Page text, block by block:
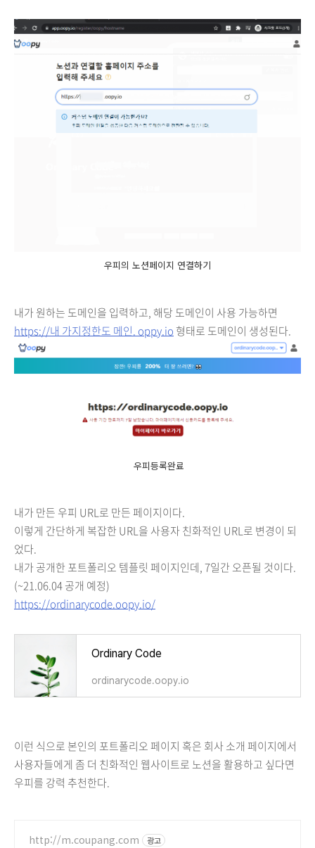
우피의 노션페이지 연결하기
내가 원하는 도메인을 입력하고, 해당 도메인이 사용 가능하면
https://내 가지정한도 메인. oppy.io 형태로 도메인이 생성된다.
우피등록완료
내가 만든 우피 URL로 만든 페이지이다.
이렇게 간단하게 복잡한 URL을 사용자 친화적인 URL로 변경이 되
었다.
내가 공개한 포트폴리오 템플릿 페이지인데, 7일간 오픈될 것이다.
(~21.06.04 공개 예정)
https://ordinarycode.oopy.io/
Ordinary Code
ordinarycode.oopy.io
이런 식으로 본인의 포트폴리오 페이지 혹은 회사 소개 페이지에서
사용자들에게 좀 더 친화적인 웹사이트로 노션을 활용하고 싶다면
우피를 강력 추천한다.
http://m.coupang.com 광고